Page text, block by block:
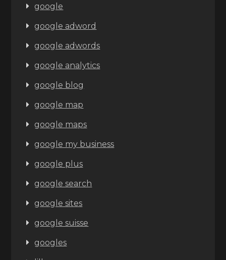
google
google adword
google adwords
google analytics
google blog
google map
google maps
google my business
google plus
google search
google sites
google suisse
googles